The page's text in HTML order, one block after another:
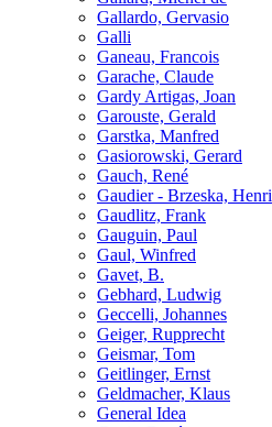
Gallardo, Gervasio
Galli
Ganeau, Francois
Garache, Claude
Gardy Artigas, Joan
Garouste, Gerald
Garstka, Manfred
Gasiorowski, Gerard
Gauch, René
Gaudier - Brzeska, Henri
Gaudlitz, Frank
Gauguin, Paul
Gaul, Winfred
Gavet, B.
Gebhard, Ludwig
Geccelli, Johannes
Geiger, Rupprecht
Geismar, Tom
Geitlinger, Ernst
Geldmacher, Klaus
General Idea